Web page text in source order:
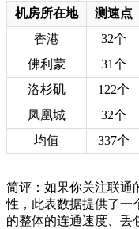
机房所在地
测速点
香港
32个
佛利蒙
31个
洛杉矶
122个
凤凰城
32个
均值
337个
简评：如果你关注联通
性，此表数据提供了一
的整体的连通速度、丢